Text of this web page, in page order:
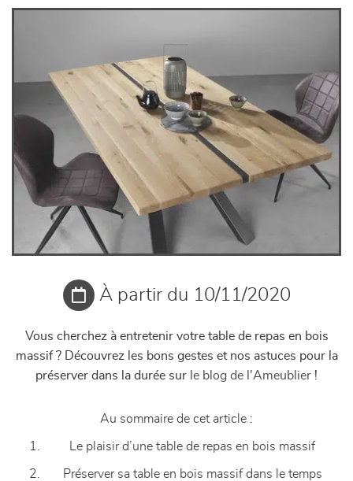
décoration
À partir du 10/11/2020
Vous cherchez à entretenir votre table de repas en bois
massif ?
Découvrezles bons gestes et nos astuces pour la
préserver dans la durée sur le blog de l'Ameublier !
Au sommaire de cet article :
Le plaisir d’une table de repas en bois massif
Préserver sa table en bois massif dans le temps